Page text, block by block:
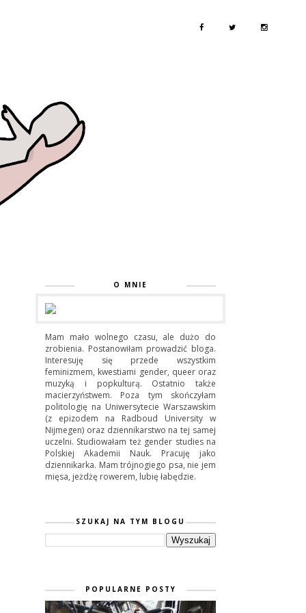
O MNIE
Mam mało wolnego czasu, ale dużo do
zrobienia. Postanowiłam prowadzić bloga.
Interesuję się przede wszystkim
feminizmem, kwestiami gender, queer oraz
muzyką i popkulturą. Ostatnio także
macierzyństwem. Poza tym skończyłam
politologię na Uniwersytecie Warszawskim
(z epizodem na Radboud University w
Nijmegen) oraz dziennikarstwo na tej samej
uczelni. Studiowałam też gender studies na
Polskiej Akademii Nauk. Pracuję jako
dziennikarka. Mam trójnogiego psa, nie jem
mięsa, jeżdżę rowerem, lubię łabędzie.
SZUKAJ NA TYM BLOGU
POPULARNE POSTY